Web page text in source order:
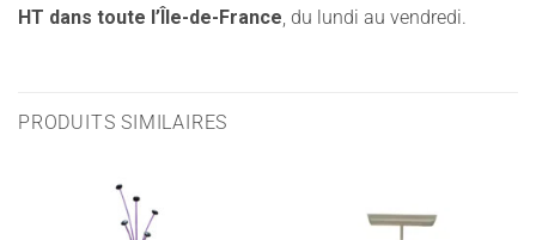
HT dans toute l’Île-de-France , du lundi au vendredi.
PRODUITS SIMILAIRES